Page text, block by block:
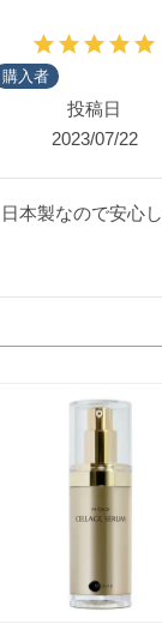
購入者
投稿日
2023/07/22
日本製なので安心